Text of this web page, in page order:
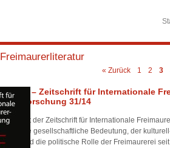
Freimaurerliteratur
« Zurück 1 2 3
IF – Zeitschrift für Internationale
Forschung 31/14
Mit der Zeitschrift für Internationale
die gesellschaftliche Bedeutung, der
und die politische Rolle der Freimaurerei